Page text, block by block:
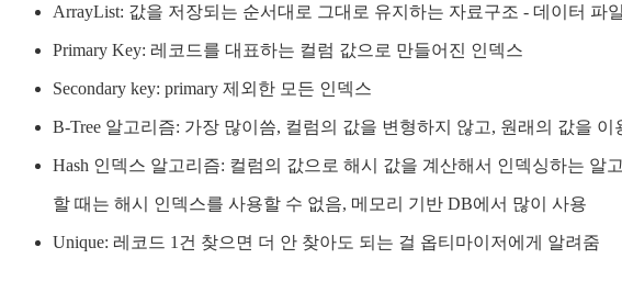
ArrayList: 값을 저장되는 순서대로 그대로 유지하는 자료구조 - 데이터 파일
Primary Key: 레코드를 대표하는 컬럼 값으로 만들어진 인덱스
Secondary key: primary 제외한 모든 인덱스
B-Tree 알고리즘: 가장 많이씀, 컬럼의 값을 변형하지 않고, 원래의 값을
Hash 인덱스 알고리즘: 컬럼의 값으로 해시 값을 계산해서 인덱싱하는
할 때는 해시 인덱스를 사용할 수 없음, 메모리 기반 DB에서 많이 사용
Unique: 레코드 1건 찾으면 더 안 찾아도 되는 걸 옵티마이저에게 알려줌